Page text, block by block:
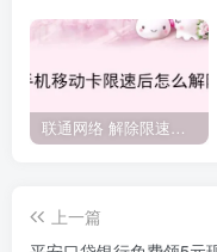
联通网络 解除限速方法参考！畅享、畅玩、老白干等及其它地区自测了
上一篇